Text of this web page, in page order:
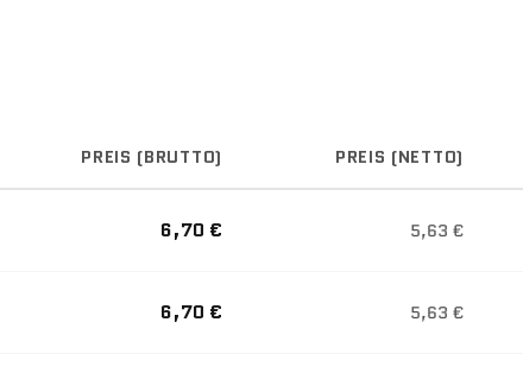
PREIS (BRUTTO) PREIS (NETTO)
6,70 € 5,63 €
6,70 € 5,63 €